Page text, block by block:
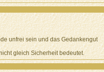
unfrei sein und das Gedankengut
gleich Sicherheit bedeutet.